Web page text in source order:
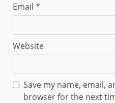
Email *
Website
Save my name, email,
browser for the next